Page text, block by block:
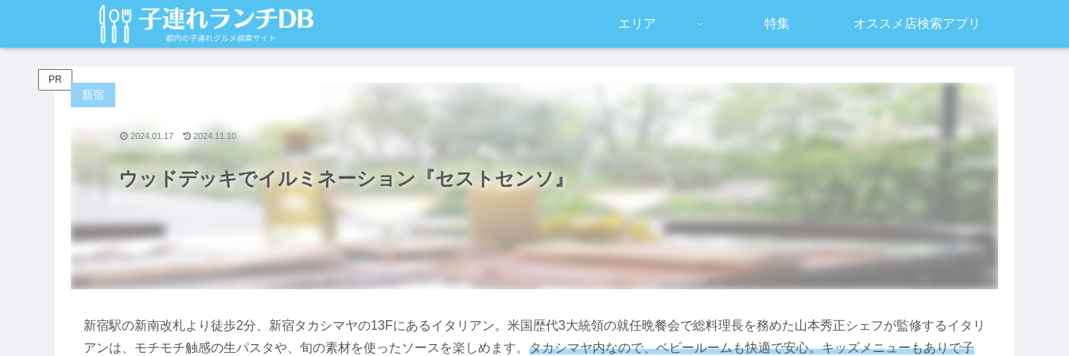
エリア 特集 オススメ店検索アプリ
PR
ウッドデッキでイルミネーション『セストセンソ』
新宿
2024.01.17 2024.11.10
新宿駅の新南改札より徒歩2分、新宿タカシマヤの13Fにあるイタリアン。米国歴代3大統領の就任晩餐会で総料理長を務めた山本秀正シェフが監修するイタリ
アンは、モチモチ触感の生パスタや、旬の素材を使ったソースを楽しめます。 タカシマヤ内なので、ベビールームも快適で安心。キッズメニューもありで子